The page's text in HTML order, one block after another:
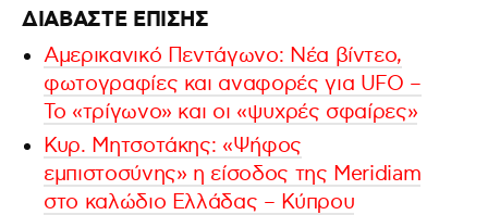
ΔΙΑΒΑΣΤΕ ΕΠΙΣΗΣ
Αμερικανικό Πεντάγωνο: Νέα βίντεο,
φωτογραφίες και αναφορές για UFO –
Το «τρίγωνο» και οι «ψυχρές σφαίρες»
Κυρ. Μητσοτάκης: «Ψήφος
εμπιστοσύνης» η είσοδος της Meridiam
στο καλώδιο Ελλάδας – Κύπρου